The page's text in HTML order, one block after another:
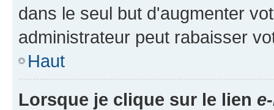
dans le seul but d'augmenter
administrateur peut rabaisser
Haut
Lorsque je clique sur le lien